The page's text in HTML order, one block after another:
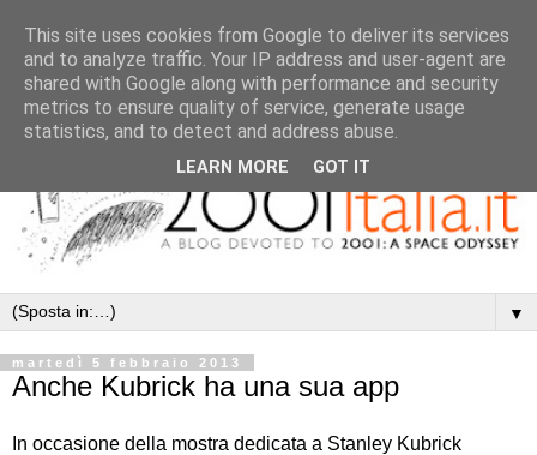
▼
martedì 5 febbraio 2013
Anche Kubrick ha una sua app
In occasione della mostra dedicata a Stanley Kubrick
This site uses cookies from Google to deliver its services
and to analyze traffic. Your IP address and user-agent are
shared with Google along with performance and security
metrics to ensure quality of service, generate usage
statistics, and to detect and address abuse.
LEARN MORE GOT IT